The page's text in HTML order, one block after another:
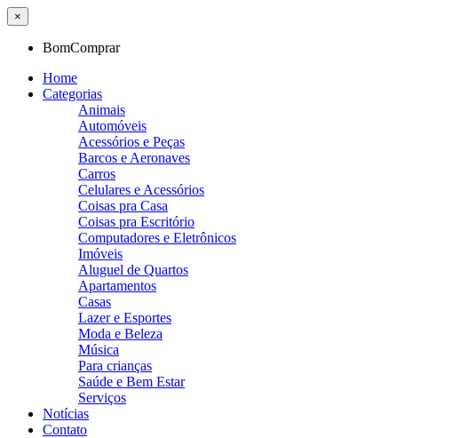
×
BomComprar
Home
Categorias
Animais
Automóveis
Acessórios e Peças
Barcos e Aeronaves
Carros
Celulares e Acessórios
Coisas pra Casa
Coisas pra Escritório
Computadores e Eletrônicos
Imóveis
Aluguel de Quartos
Apartamentos
Casas
Lazer e Esportes
Moda e Beleza
Música
Para crianças
Saúde e Bem Estar
Serviços
Notícias
Contato